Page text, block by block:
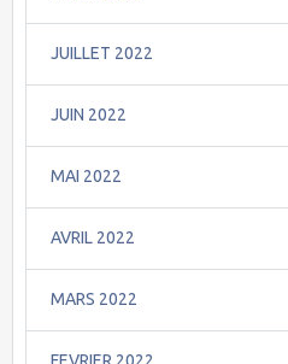
JUILLET 2022
JUIN 2022
MAI 2022
AVRIL 2022
MARS 2022